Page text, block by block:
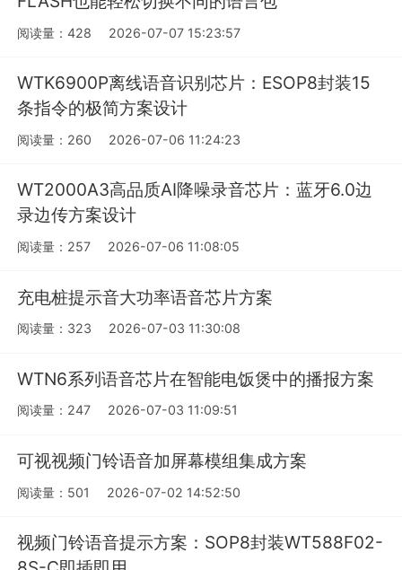
阅读量：428 2026-07-07 15:23:57
WTK6900P离线语音识别芯片：ESOP8封装15
条指令的极简方案设计
阅读量：260 2026-07-06 11:24:23
WT2000A3高品质AI降噪录音芯片：蓝牙6.0边
录边传方案设计
阅读量：257 2026-07-06 11:08:05
充电桩提示音大功率语音芯片方案
阅读量：323 2026-07-03 11:30:08
WTN6系列语音芯片在智能电饭煲中的播报方案
阅读量：247 2026-07-03 11:09:51
可视视频门铃语音加屏幕模组集成方案
阅读量：501 2026-07-02 14:52:50
视频门铃语音提示方案：SOP8封装WT588F02-